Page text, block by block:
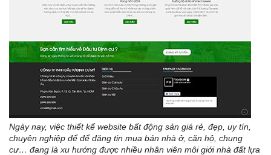
Ngày nay, việc thiết kế website bất động sản giá rẻ, đẹp, uy tín,
chuyên nghiệp để để đăng tin mua bán nhà ở, căn hộ, chung
cư… đang là xu hướng được nhiều nhân viên môi giới nhà đất lựa